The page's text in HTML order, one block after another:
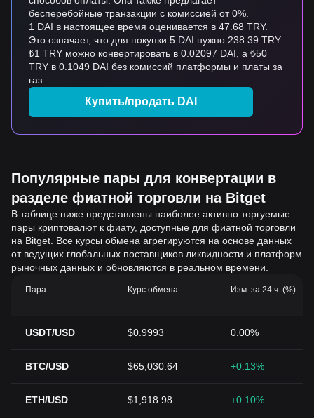
бесперебойные транзакции с комиссией от 0%.
1 DAI в настоящее время оценивается в 47.68 TRY.
Это означает, что для покупки 5 DAI нужно 238.39 TRY.
₺1 TRY можно конвертировать в 0.02097 DAI, а ₺50
TRY в 0.1049 DAI без комиссий платформы и платы за
газ.
Купить/продать DAI
Популярные пары для конвертации в
разделе фиатной торговли на Bitget
В таблице ниже представлены наиболее активно торгуемые
пары криптовалют к фиату, доступные для фиатной торговли
на Bitget. Все курсы обмена агрегируются на основе данных
от ведущих глобальных поставщиков ликвидности и платформ
рыночных данных и обновляются в реальном времени.
Пара Курс обмена Изм. за 24 ч. (%)
USDT/USD $0.9993 0.00%
BTC/USD $65,030.64 +0.13%
ETH/USD $1,918.98 +0.10%